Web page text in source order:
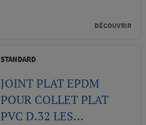
DÉCOUVRIR
STANDARD
JOINT PLAT EPDM
POUR COLLET PLAT
PVC D.32 LES...